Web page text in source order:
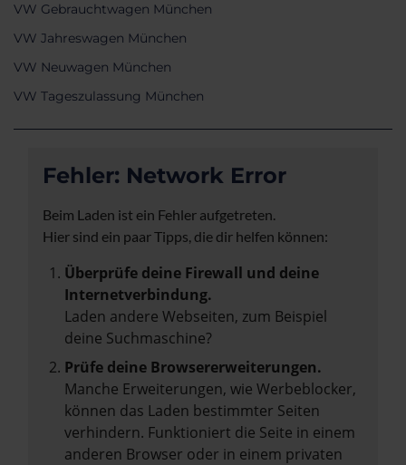
VW Gebrauchtwagen München
VW Jahreswagen München
VW Neuwagen München
VW Tageszulassung München
Fehler: Network Error
Beim Laden ist ein Fehler aufgetreten.
Hier sind ein paar Tipps, die dir helfen können:
Überprüfe deine Firewall und deine
Internetverbindung.
Laden andere Webseiten, zum Beispiel
deine Suchmaschine?
Prüfe deine Browsererweiterungen.
Manche Erweiterungen, wie Werbeblocker,
können das Laden bestimmter Seiten
verhindern. Funktioniert die Seite in einem
anderen Browser oder in einem privaten